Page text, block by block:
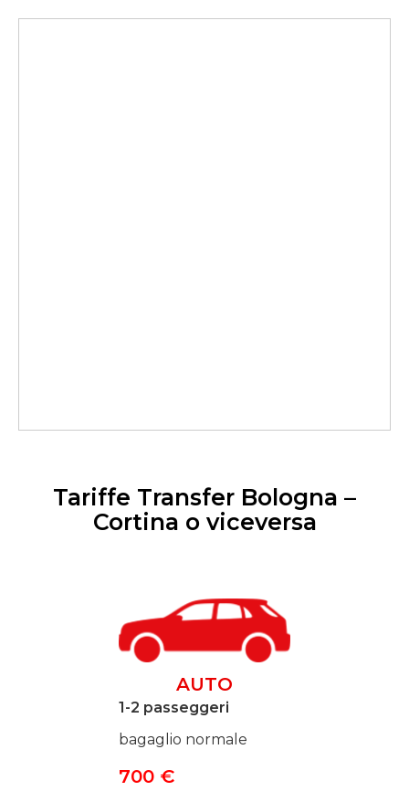
Tariffe Transfer Bologna –
Cortina o viceversa
AUTO
1-2 passeggeri
bagaglio normale
700 €